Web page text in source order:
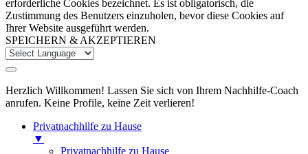
erforderliche Cookies bezeichnet. Es ist obligatorisch, die
Zustimmung des Benutzers einzuholen, bevor diese Cookies auf
Ihrer Website ausgeführt werden.
SPEICHERN & AKZEPTIEREN
Herzlich Willkommen! Lassen Sie sich von Ihrem Nachhilfe-Coach
anrufen. Keine Profile, keine Zeit verlieren!
Privatnachhilfe zu Hause
▼
Privatnachhilfe zu Hause